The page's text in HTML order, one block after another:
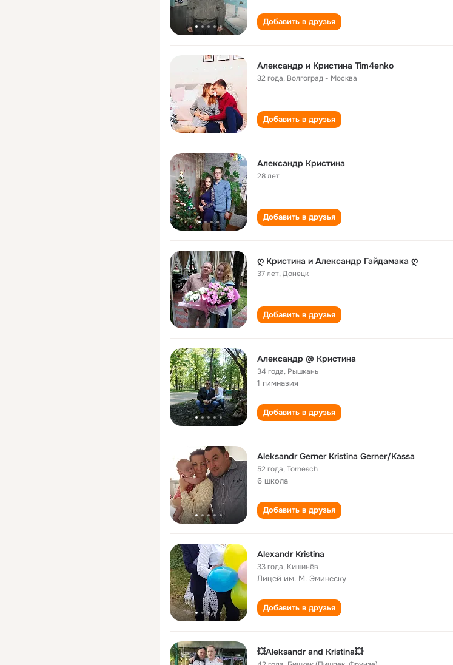
Добавить в друзья
Александр и Кристина Tim4enko
32 года, Волгоград - Москва
Добавить в друзья
Александр Кристина
28 лет
Добавить в друзья
ღ Кристина и Александр Гайдамака ღ
37 лет,Донецк
Добавить в друзья
Александр @ Кристина
34 года, Рышкань
1 гимназия
Добавить в друзья
Aleksandr Gerner Kristina Gerner/Kassa
52 года,Tornesch
6 школа
Добавить в друзья
Alexandr Kristina
33 года, Кишинёв
Лицей им. М. Эминеску
Добавить в друзья
💥Aleksandr and Kristina💥